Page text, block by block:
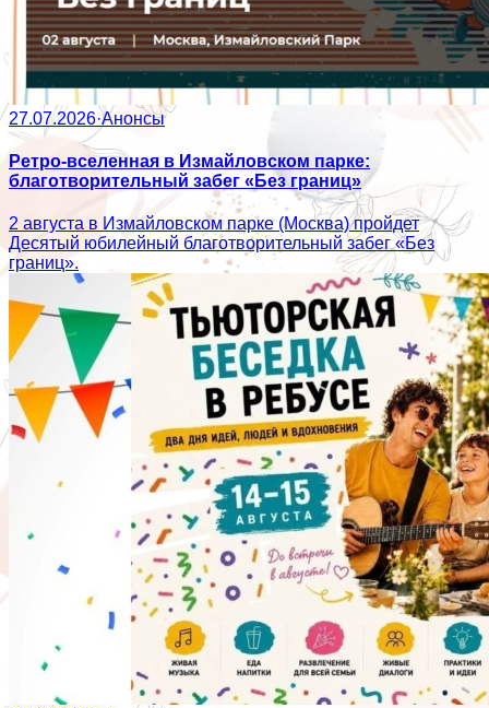
27.07.2026·Анонсы
Ретро-вселенная в Измайловском парке:
благотворительный забег «Без границ»
2 августа в Измайловском парке (Москва) пройдет
Десятый юбилейный благотворительный забег «Без
границ».